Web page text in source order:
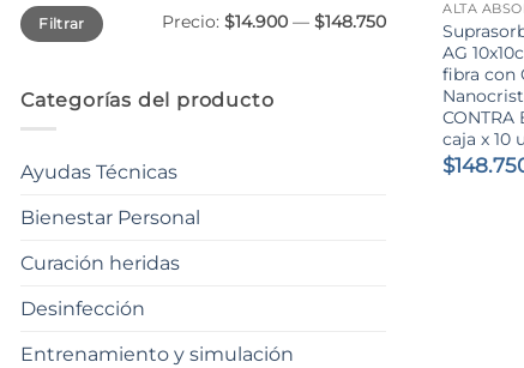
Precio
mínimo
Precio
máximo
Filtrar Precio: $14.900 — $148.750
Categorías del producto
Ayudas Técnicas
Bienestar Personal
Curación heridas
Desinfección
Entrenamiento y simulación
ALTA
AG
fibra con
CONTRA
caja x 10
$